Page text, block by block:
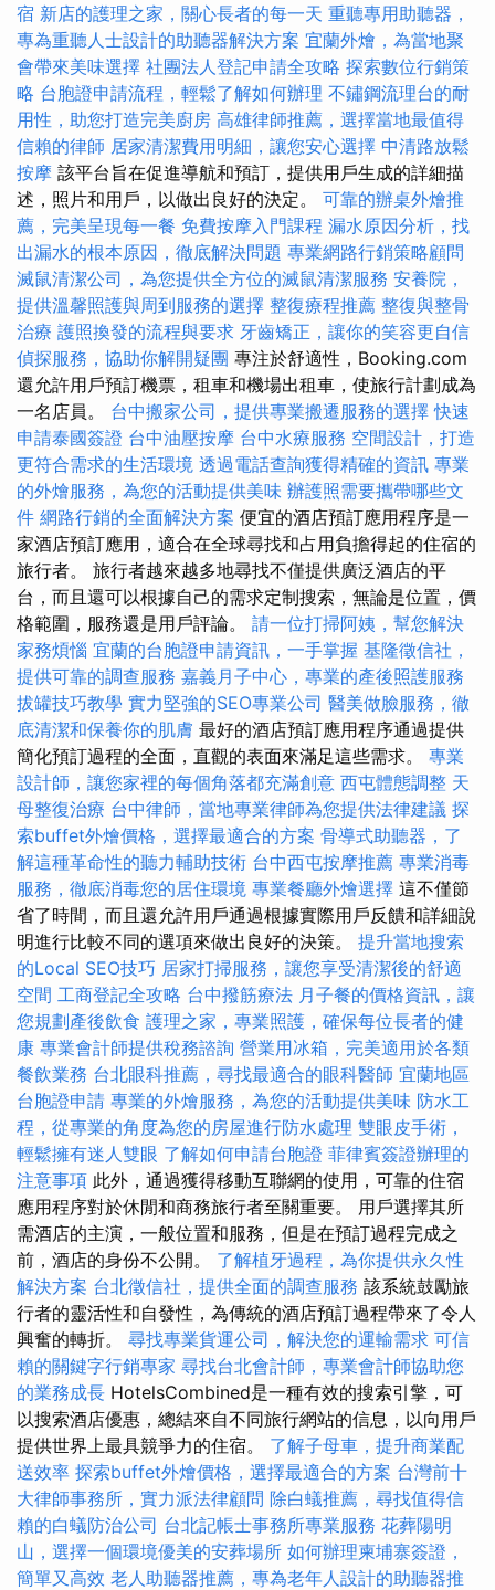
宿 新店的護理之家，關心長者的每一天 重聽專用助聽器，
專為重聽人士設計的助聽器解決方案 宜蘭外燴，為當地聚
會帶來美味選擇 社團法人登記申請全攻略 探索數位行銷策
略 台胞證申請流程，輕鬆了解如何辦理 不鏽鋼流理台的耐
用性，助您打造完美廚房 高雄律師推薦，選擇當地最值得
信賴的律師 居家清潔費用明細，讓您安心選擇 中清路放鬆
按摩 該平台旨在促進導航和預訂，提供用戶生成的詳細描
述，照片和用戶，以做出良好的決定。 可靠的辦桌外燴推
薦，完美呈現每一餐 免費按摩入門課程 漏水原因分析，找
出漏水的根本原因，徹底解決問題 專業網路行銷策略顧問
滅鼠清潔公司，為您提供全方位的滅鼠清潔服務 安養院，
提供溫馨照護與周到服務的選擇 整復療程推薦 整復與整骨
治療 護照換發的流程與要求 牙齒矯正，讓你的笑容更自信
偵探服務，協助你解開疑團 專注於舒適性，Booking.com
還允許用戶預訂機票，租車和機場出租車，使旅行計劃成為
一名店員。 台中搬家公司，提供專業搬遷服務的選擇 快速
申請泰國簽證 台中油壓按摩 台中水療服務 空間設計，打造
更符合需求的生活環境 透過電話查詢獲得精確的資訊 專業
的外燴服務，為您的活動提供美味 辦護照需要攜帶哪些文
件 網路行銷的全面解決方案 便宜的酒店預訂應用程序是一
家酒店預訂應用，適合在全球尋找和占用負擔得起的住宿的
旅行者。 旅行者越來越多地尋找不僅提供廣泛酒店的平
台，而且還可以根據自己的需求定制搜索，無論是位置，價
格範圍，服務還是用戶評論。 請一位打掃阿姨，幫您解決
家務煩惱 宜蘭的台胞證申請資訊，一手掌握 基隆徵信社，
提供可靠的調查服務 嘉義月子中心，專業的產後照護服務
拔罐技巧教學 實力堅強的SEO專業公司 醫美做臉服務，徹
底清潔和保養你的肌膚 最好的酒店預訂應用程序通過提供
簡化預訂過程的全面，直觀的表面來滿足這些需求。 專業
設計師，讓您家裡的每個角落都充滿創意 西屯體態調整 天
母整復治療 台中律師，當地專業律師為您提供法律建議 探
索buffet外燴價格，選擇最適合的方案 骨導式助聽器，了
解這種革命性的聽力輔助技術 台中西屯按摩推薦 專業消毒
服務，徹底消毒您的居住環境 專業餐廳外燴選擇 這不僅節
省了時間，而且還允許用戶通過根據實際用戶反饋和詳細說
明進行比較不同的選項來做出良好的決策。 提升當地搜索
的Local SEO技巧 居家打掃服務，讓您享受清潔後的舒適
空間 工商登記全攻略 台中撥筋療法 月子餐的價格資訊，讓
您規劃產後飲食 護理之家，專業照護，確保每位長者的健
康 專業會計師提供稅務諮詢 營業用冰箱，完美適用於各類
餐飲業務 台北眼科推薦，尋找最適合的眼科醫師 宜蘭地區
台胞證申請 專業的外燴服務，為您的活動提供美味 防水工
程，從專業的角度為您的房屋進行防水處理 雙眼皮手術，
輕鬆擁有迷人雙眼 了解如何申請台胞證 菲律賓簽證辦理的
注意事項 此外，通過獲得移動互聯網的使用，可靠的住宿
應用程序對於休閒和商務旅行者至關重要。 用戶選擇其所
需酒店的主演，一般位置和服務，但是在預訂過程完成之
前，酒店的身份不公開。 了解植牙過程，為你提供永久性
解決方案 台北徵信社，提供全面的調查服務 該系統鼓勵旅
行者的靈活性和自發性，為傳統的酒店預訂過程帶來了令人
興奮的轉折。 尋找專業貨運公司，解決您的運輸需求 可信
賴的關鍵字行銷專家 尋找台北會計師，專業會計師協助您
的業務成長 HotelsCombined是一種有效的搜索引擎，可
以搜索酒店優惠，總結來自不同旅行網站的信息，以向用戶
提供世界上最具競爭力的住宿。 了解子母車，提升商業配
送效率 探索buffet外燴價格，選擇最適合的方案 台灣前十
大律師事務所，實力派法律顧問 除白蟻推薦，尋找值得信
賴的白蟻防治公司 台北記帳士事務所專業服務 花葬陽明
山，選擇一個環境優美的安葬場所 如何辦理柬埔寨簽證，
簡單又高效 老人助聽器推薦，專為老年人設計的助聽器推